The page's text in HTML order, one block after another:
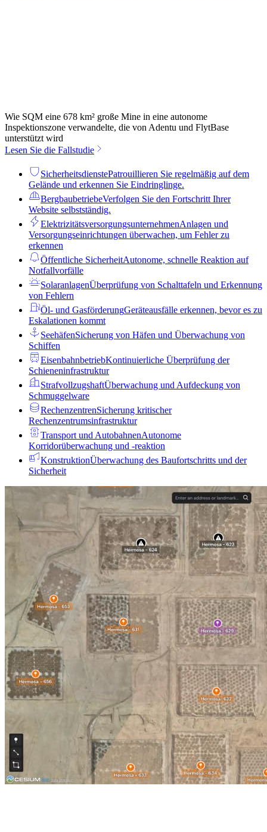
Wie SQM eine 678 km² große Mine in eine autonome
Inspektionszone verwandelte, die von Adentu und FlytBase
unterstützt wird
Lesen Sie die Fallstudie
SicherheitsdienstePatrouillieren Sie regelmäßig auf dem
Gelände und erkennen Sie Eindringlinge.
BergbaubetriebeVerfolgen Sie den Fortschritt Ihrer
Website selbstständig.
ElektrizitätsversorgungsunternehmenAnlagen und
Versorgungseinrichtungen überwachen, um Fehler zu
erkennen
Öffentliche SicherheitAutonome, schnelle Reaktion auf
Notfallvorfälle
SolaranlagenÜberprüfung von Schalttafeln und Erkennung
von Fehlern
Öl- und GasförderungGeräteausfälle erkennen, bevor es zu
Eskalationen kommt
SeehäfenSicherung von Häfen und Überwachung von
Schiffen
EisenbahnbetriebKontinuierliche Überprüfung der
Schieneninfrastruktur
StrafvollzugshaftÜberwachung und Aufdeckung von
Schmuggelware
RechenzentrenSicherung kritischer
Rechenzentrumsinfrastruktur
Transport und AutobahnenAutonome
Korridorüberwachung und -reaktion
KonstruktionÜberwachung des Baufortschritts und der
Sicherheit